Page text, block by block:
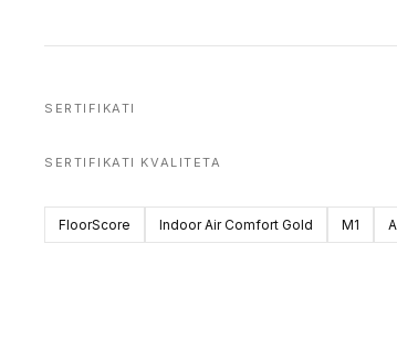
SERTIFIKATI
SERTIFIKATI KVALITETA
FloorScore Indoor Air Comfort Gold M1